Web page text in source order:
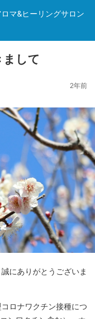
マ&ヒーリングサロン
まして
2年前
にありがとうございま
ロナワクチン接種につ